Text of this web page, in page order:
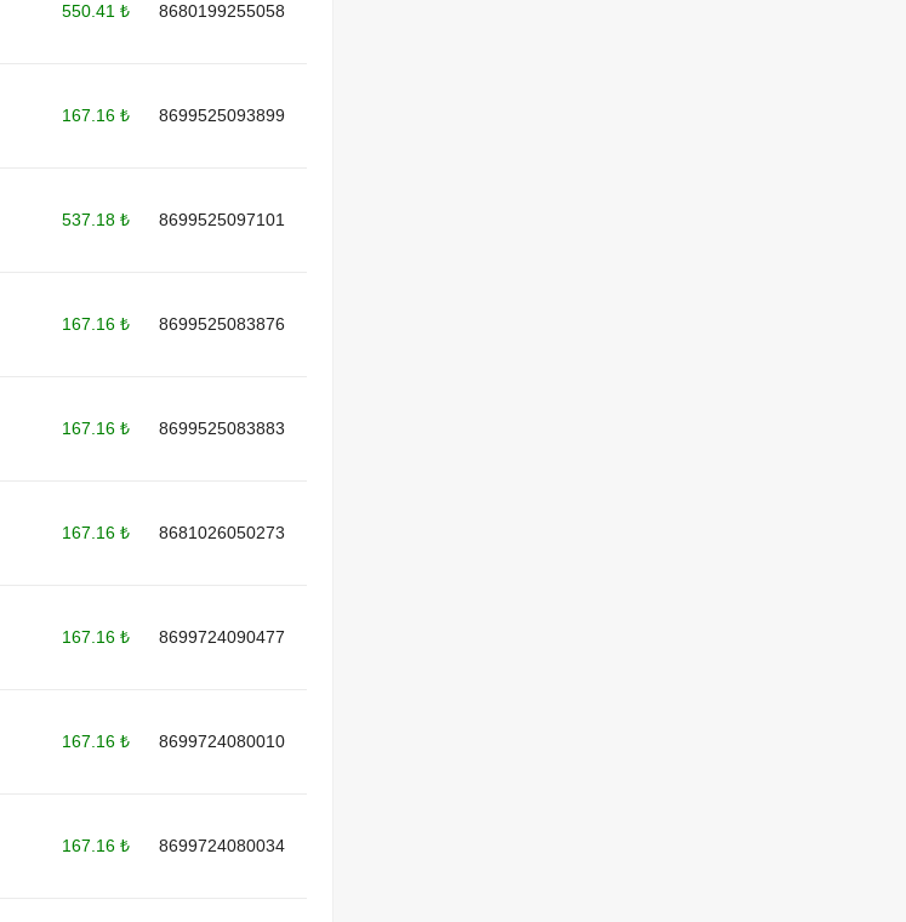
550.41 ₺ 8680199255058
167.16 ₺ 8699525093899
537.18 ₺ 8699525097101
167.16 ₺ 8699525083876
167.16 ₺ 8699525083883
167.16 ₺ 8681026050273
167.16 ₺ 8699724090477
167.16 ₺ 8699724080010
167.16 ₺ 8699724080034